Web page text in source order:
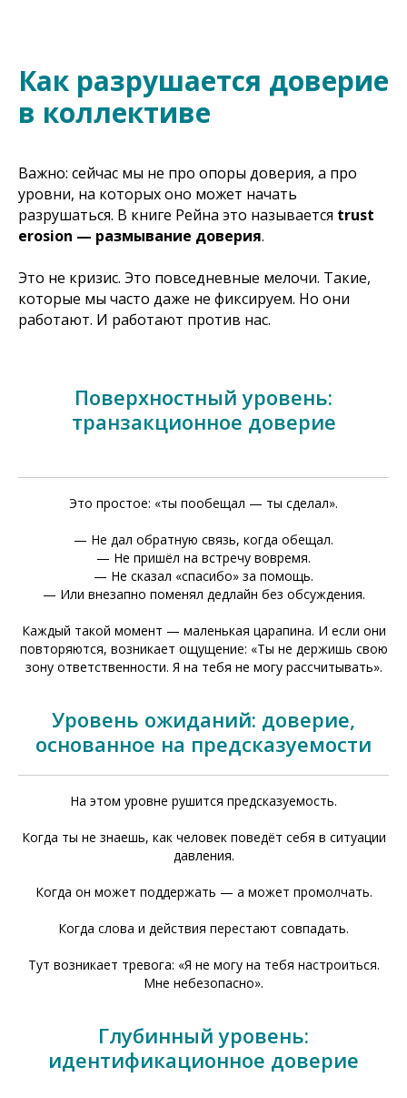
Как разрушается доверие
в коллективе
Важно: сейчас мы не про опоры доверия, а про
уровни, на которых оно может начать
разрушаться. В книге Рейна это называется trust
erosion — размывание доверия.
Это не кризис. Это повседневные мелочи. Такие,
которые мы часто даже не фиксируем. Но они
работают. И работают против нас.
Поверхностный уровень:
транзакционное доверие
Это простое: «ты пообещал — ты сделал».
— Не дал обратную связь, когда обещал.
— Не пришёл на встречу вовремя.
— Не сказал «спасибо» за помощь.
— Или внезапно поменял дедлайн без обсуждения.
Каждый такой момент — маленькая царапина. И если они
повторяются, возникает ощущение: «Ты не держишь свою
зону ответственности. Я на тебя не могу рассчитывать».
Уровень ожиданий: доверие,
основанное на предсказуемости
На этом уровне рушится предсказуемость.
Когда ты не знаешь, как человек поведёт себя в ситуации
давления.
Когда он может поддержать — а может промолчать.
Когда слова и действия перестают совпадать.
Тут возникает тревога: «Я не могу на тебя настроиться.
Мне небезопасно».
Глубинный уровень:
идентификационное доверие